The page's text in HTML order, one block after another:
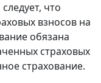
что
взносов на
обязана
страховых
страхование.